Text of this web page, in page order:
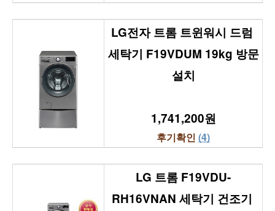
LG전자 트롬 트윈워시 드럼
세탁기 F19VDUM 19kg 방문
설치
1,741,200원
후기확인 (4)
LG 트롬 F19VDU-
RH16VNAN 세탁기 건조기